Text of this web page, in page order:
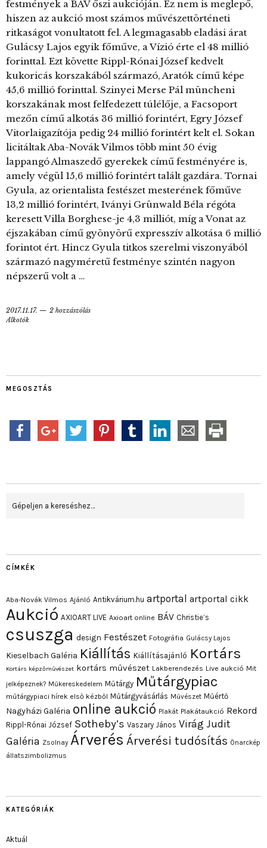
festmények a BÁV őszi aukcióján. Ez nem is meglepő,
hiszen az aukció most számos művészettörténeti
ritkaságot vonultatott fel. A legmagasabb eladási árat
Gulácsy Lajos egyik főműve, a Vízió érte el 48 millió
forinttal. Ezt követte Rippl-Rónai József kedvelt
kukoricás korszakából származó, Aratók című képe
45,6 millió forinttal. Szinyei Merse Pál müncheni
korszakának most felfedezett túlélője, a Facsoport
mezőn című alkotás 36 millió forintért, Egry József
Vitorlaigazítója pedig 24 millió forintért kelt el. Sokan
licitáltak Aba-Novák Vilmos több mint 50 évig
lappangó Almaszedő gyerekek című festményére is,
amely végül 15,6 millió forintért talált gazdára. Tornai
Gyula, az orientalista festészet mesterének főműve
13,2 millió forintért, Iványi Grünwald Béla régóta
keresett Villa Borghese-je 4,3 milliót, míg a Vonat az
éjszakában című gyönyörű expresszív alkotása 6 millió
forintot ért. Hincz Gyula titkos szerelmi viszonyából
származó nagyméretű festménye szintén nagyon
népszerű volt a …
2017.11.17.
2 hozzászólás
Alkotók
MEGOSZTÁS
CÍMKÉK
Aba-Novák Vilmos Ajánló Antikvárium.hu artportal artportal cikk
Aukció AXIOART LIVE Axioart online BÁV Christie’s
csuszga design Festészet Fotográfia Gulácsy Lajos
Kieselbach Galéria Kiállítás Kiállításajánló Kortárs
Kortárs képzőművészet kortárs művészet Lakberendezés Live aukció Mit
jelképeznek? Műkereskedelem Műtárgy Műtárgypiac
műtárgypiaci hírek első kézből Műtárgyvásárlás Művészet Műértő
Nagyházi Galéria online aukció Plakát Plakátaukció Rekord
Rippl-Rónai József Sotheby’s Vaszary János Virág Judit
Galéria Zsolnay Árverés Árverési tudósítás Önarckép
állatszimbolizmus
KATEGÓRIÁK
Aktuál